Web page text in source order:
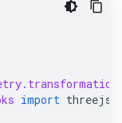
import